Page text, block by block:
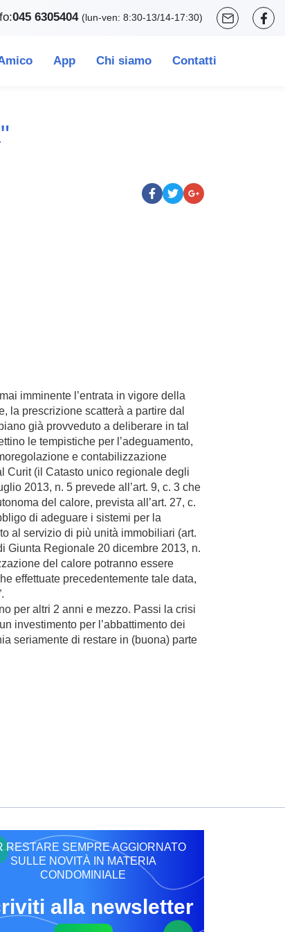
045 6305404 (lun-ven: 8:30-13/14-17:30)
App Chi siamo Contatti
imminente l’entrata in vigore della
la prescrizione scatterà a partire dal
già provveduto a deliberare in tal
le tempistiche per l’adeguamento,
e contabilizzazione
Curit (il Catasto unico regionale degli
2013, n. 5 prevede all’art. 9, c. 3 che
del calore, prevista all’art. 27, c.
di adeguare i sistemi per la
al servizio di più unità immobiliari (art.
Giunta Regionale 20 dicembre 2013, n.
del calore potranno essere
effettuate precedentemente tale data,
per altri 2 anni e mezzo. Passi la crisi
investimento per l’abbattimento dei
seriamente di restare in (buona) parte
RESTARE SEMPRE AGGIORNATO
SULLE NOVITÀ IN MATERIA
CONDOMINIALE
alla newsletter